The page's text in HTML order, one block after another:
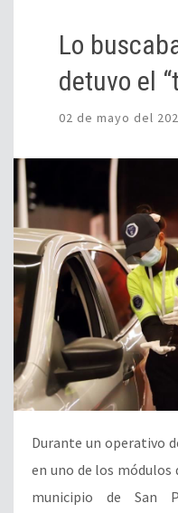
Lo
detuvo el
02 de mayo del
Durante un operativo
en uno de los módulos
municipio de San